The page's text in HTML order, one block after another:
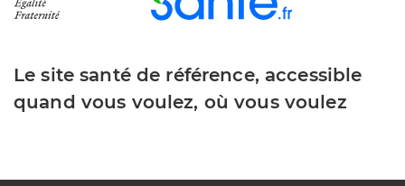
Le site santé de référence, accessible
quand vous voulez, où vous voulez